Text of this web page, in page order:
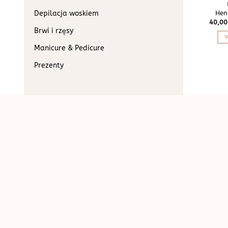
Depilacja woskiem
Brwi i rzęsy
Manicure & Pedicure
Prezenty
40,00